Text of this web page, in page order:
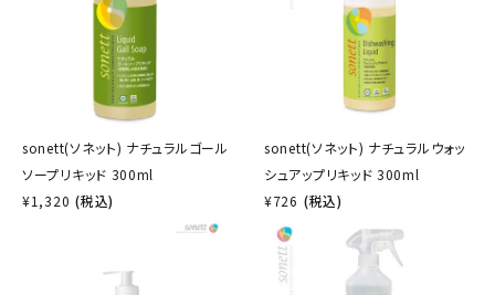
sonett(ソネット) ナチュラルゴール
ソープリキッド 300ml
¥1,320 (税込)
sonett(ソネット) ナチュラルウォッ
シュアップリキッド 300ml
¥726 (税込)